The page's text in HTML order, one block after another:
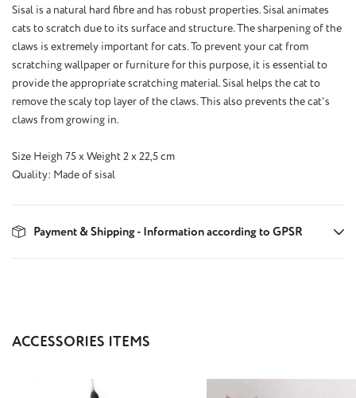
Sisal is a natural hard fibre and has robust properties. Sisal animates
cats to scratch due to its surface and structure. The sharpening of the
claws is extremely important for cats. To prevent your cat from
scratching wallpaper or furniture for this purpose, it is essential to
provide the appropriate scratching material. Sisal helps the cat to
remove the scaly top layer of the claws. This also prevents the cat's
claws from growing in.
Size Heigh 75 x Weight 2 x 22,5 cm
Quality: Made of sisal
Payment & Shipping - Information according to GPSR
Skip product gallery
ACCESSORIES ITEMS